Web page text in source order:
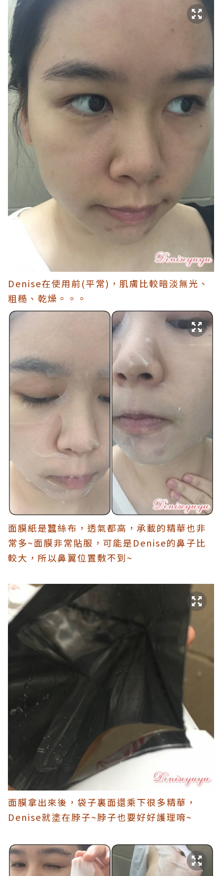
Denise在使用前(平常)，肌膚比較暗淡無光、
粗糙、乾燥。。。
面膜紙是蠶絲布，透氣都高，承載的精華也非
常多~面膜非常貼服，可能是Denise的鼻子比
較大，所以鼻翼位置敷不到~
面膜拿出來後，袋子裏面還乘下很多精華，
Denise就塗在脖子~脖子也要好好護理唷~